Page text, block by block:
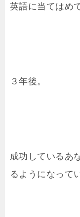
英語に当てはめ
３年後。
成功しているあ
るようになって